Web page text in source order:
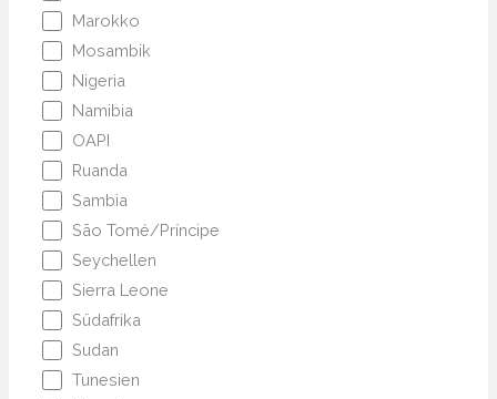
Marokko
Mosambik
Nigeria
Namibia
OAPI
Ruanda
Sambia
São Tomé/Príncipe
Seychellen
Sierra Leone
Südafrika
Sudan
Tunesien